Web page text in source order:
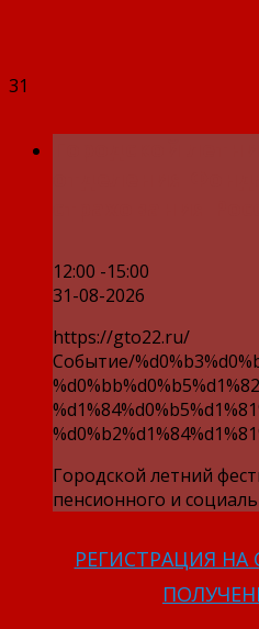
31
12:00 -15:00
31-08-2026
https://gto22.ru/
Событие/
Городской летний
пенсионного и
РЕГИСТРАЦИЯ НА